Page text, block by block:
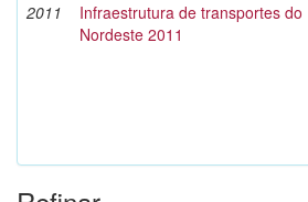
2011
Infraestrutura de transportes do
Nordeste 2011